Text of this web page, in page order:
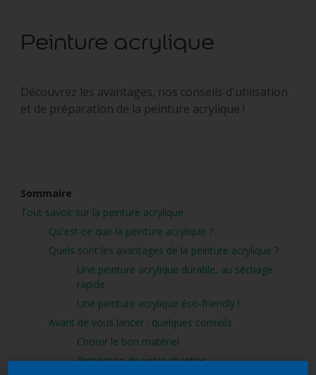
Peinture acrylique
Découvrez les avantages, nos conseils d'utilisation
et de préparation de la peinture acrylique !
Sommaire
Tout savoir sur la peinture acrylique
Qu'est-ce que la peinture acrylique ?
Quels sont les avantages de la peinture acrylique ?
Une peinture acrylique durable, au séchage
rapide
Une peinture acrylique éco-friendly !
Avant de vous lancer : quelques conseils
Choisir le bon matériel
Protection de votre chantier